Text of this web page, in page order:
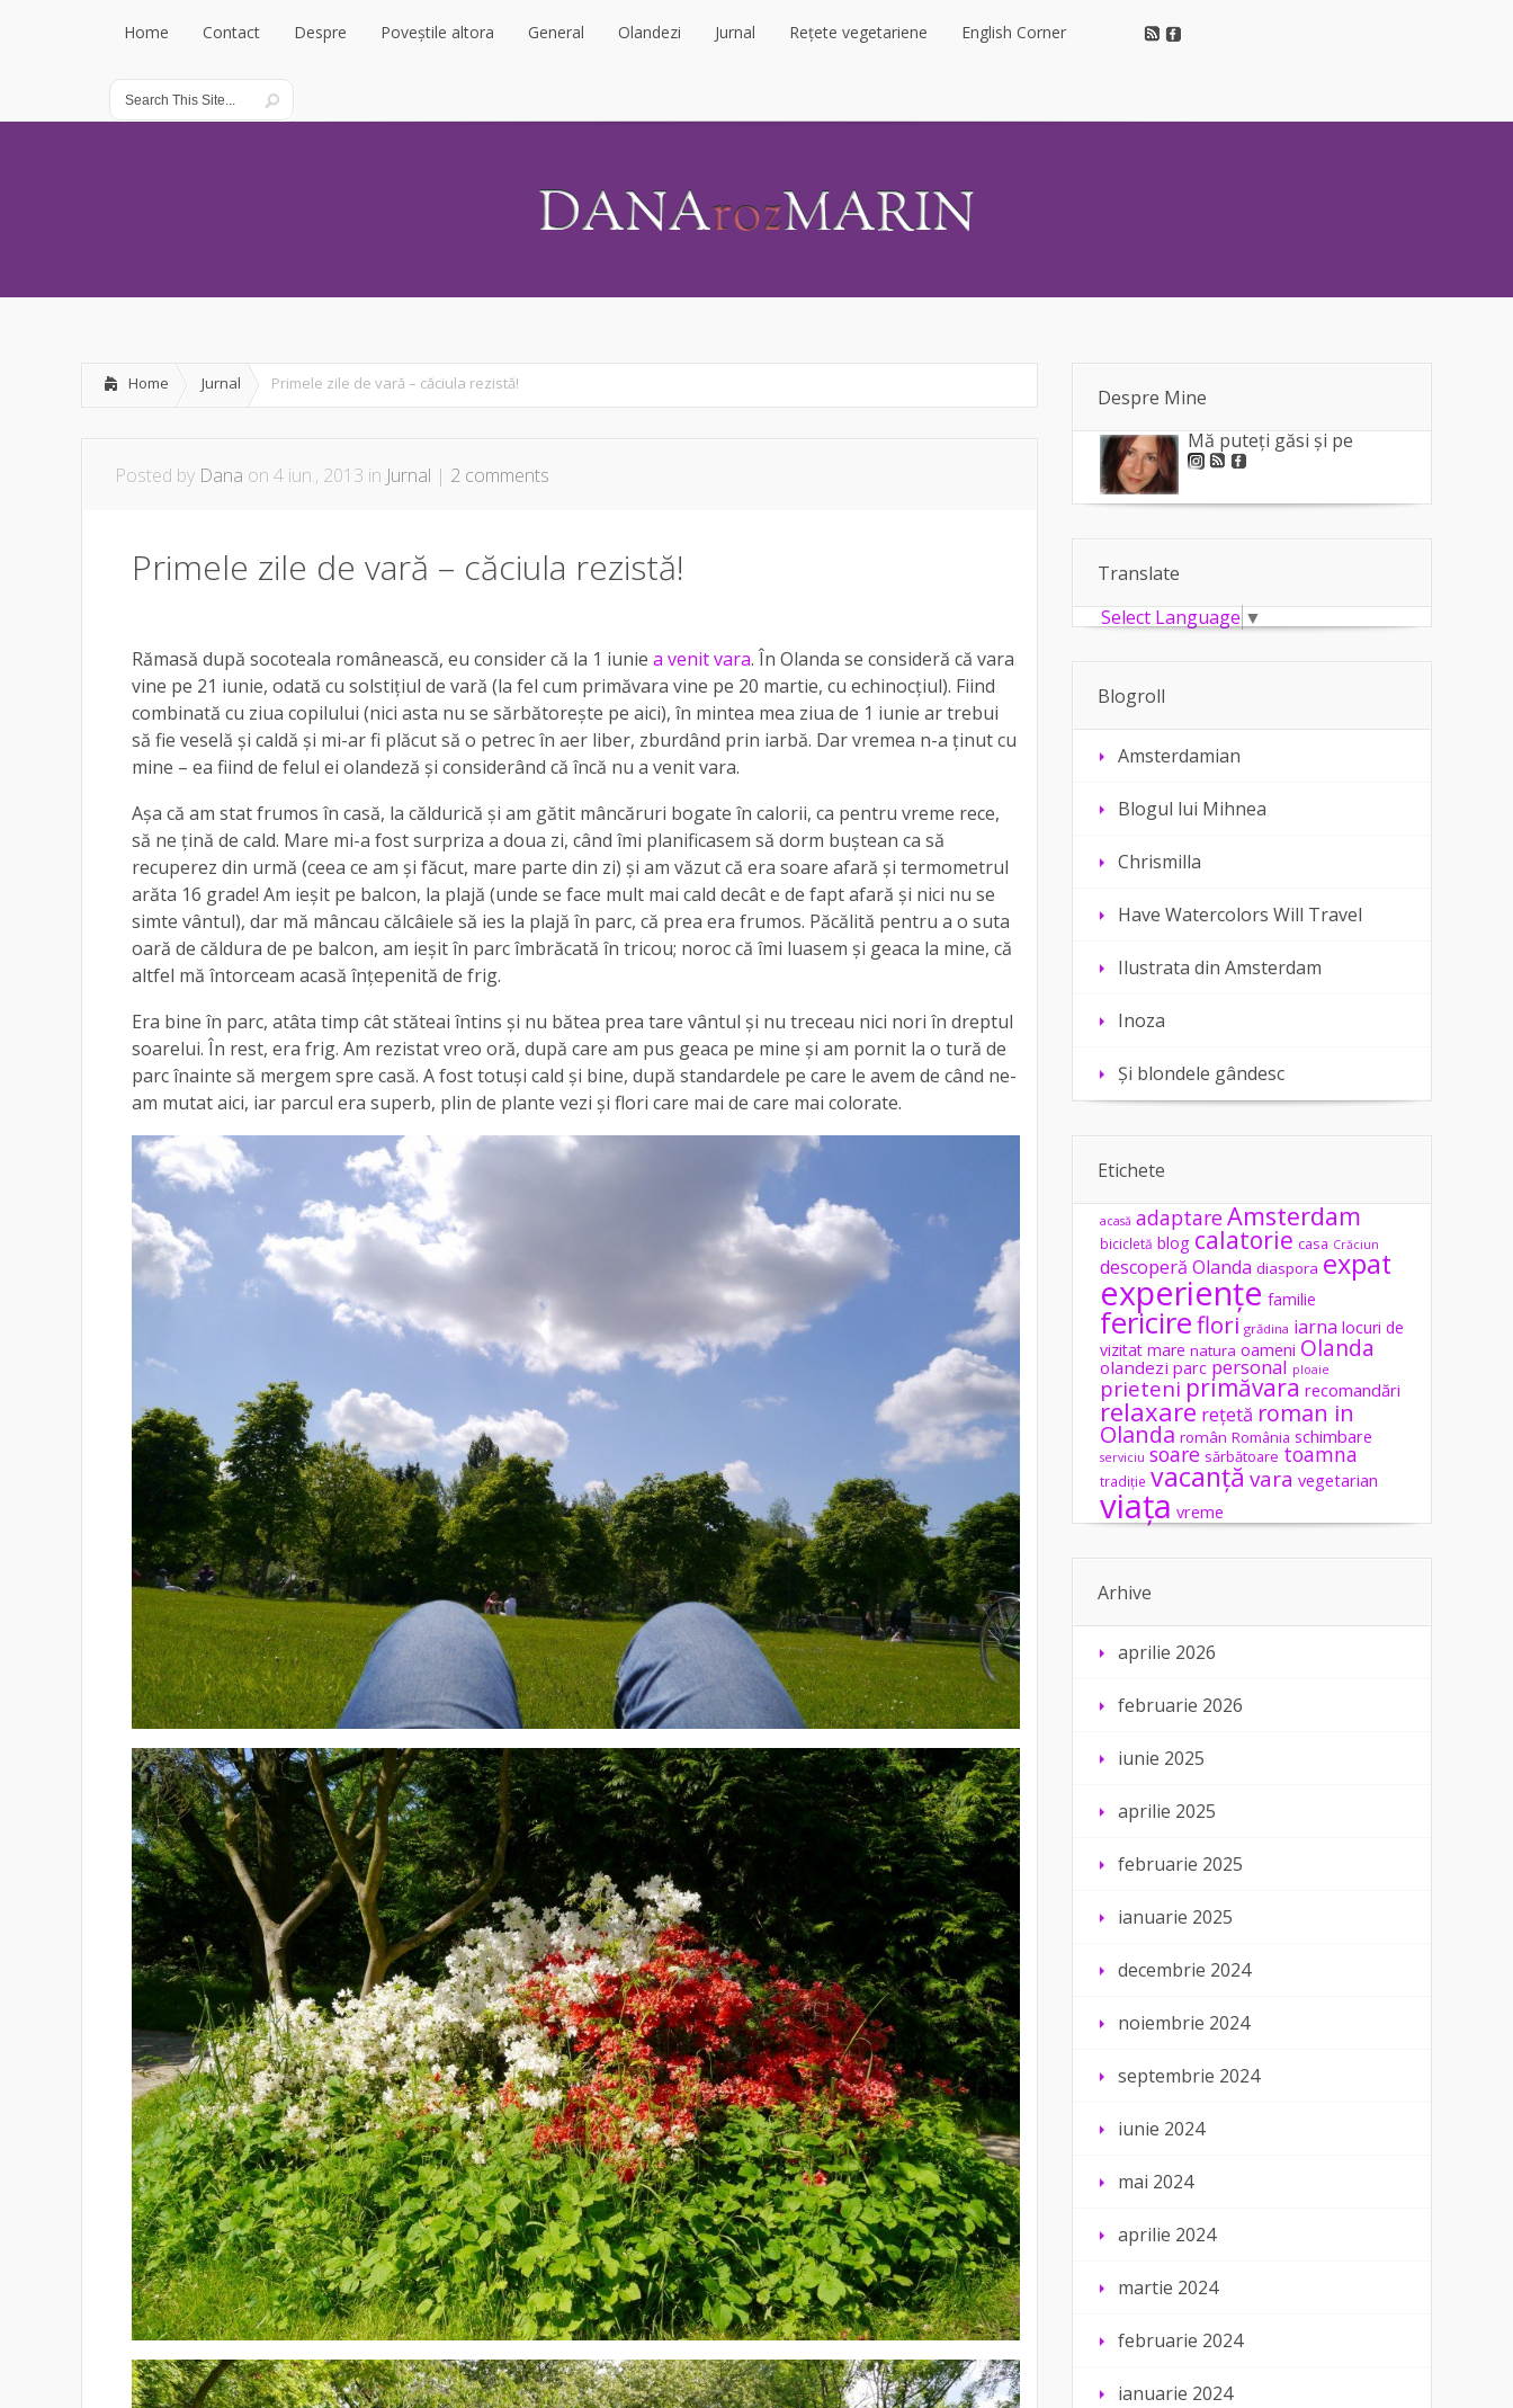
Home
Home
Contact
Contact
Despre Poveștile altora General Olandezi Jurnal Rețete vegetariene English Corner
Home Jurnal Primele zile de vară – căciula rezistă!
Posted by Dana on 4 iun., 2013 in Jurnal | 2 comments
Primele zile de vară – căciula rezistă!
Rămasă după socoteala românească, eu consider că la 1 iunie a venit vara. În Olanda se consideră că vara
vine pe 21 iunie, odată cu solstițiul de vară (la fel cum primăvara vine pe 20 martie, cu echinocțiul). Fiind
combinată cu ziua copilului (nici asta nu se sărbătorește pe aici), în mintea mea ziua de 1 iunie ar trebui
să fie veselă și caldă și mi-ar fi plăcut să o petrec în aer liber, zburdând prin iarbă. Dar vremea n-a ținut cu
mine – ea fiind de felul ei olandeză și considerând că încă nu a venit vara.
Așa că am stat frumos în casă, la căldurică și am gătit mâncăruri bogate în calorii, ca pentru vreme rece,
să ne țină de cald. Mare mi-a fost surpriza a doua zi, când îmi planificasem să dorm buștean ca să
recuperez din urmă (ceea ce am și făcut, mare parte din zi) și am văzut că era soare afară și termometrul
arăta 16 grade! Am ieșit pe balcon, la plajă (unde se face mult mai cald decât e de fapt afară și nici nu se
simte vântul), dar mă mâncau călcâiele să ies la plajă în parc, că prea era frumos. Păcălită pentru a o suta
oară de căldura de pe balcon, am ieșit în parc îmbrăcată în tricou; noroc că îmi luasem și geaca la mine, că
altfel mă întorceam acasă înțepenită de frig.
Era bine în parc, atâta timp cât stăteai întins și nu bătea prea tare vântul și nu treceau nici nori în dreptul
soarelui. În rest, era frig. Am rezistat vreo oră, după care am pus geaca pe mine și am pornit la o tură de
parc înainte să mergem spre casă. A fost totuși cald și bine, după standardele pe care le avem de când ne-
am mutat aici, iar parcul era superb, plin de plante vezi și flori care mai de care mai colorate.
Despre Mine
Mă puteți găsi și pe
Translate
Select Language ▼
Blogroll
Amsterdamian
Blogul lui Mihnea
Chrismilla
Have Watercolors Will Travel
Ilustrata din Amsterdam
Inoza
Și blondele gândesc
Etichete
acasă adaptareAmsterdam
bicicletă blog calatorie casa Crăciun
descoperă Olanda diaspora expat
experiențe familie
fericireflori grădina iarna locuri de
vizitat mare natura oameni Olanda
olandezi parc personal ploaie
prieteni primăvara recomandări
relaxare rețetă roman in
Olanda român România schimbare
serviciu soare sărbătoare toamna
tradiție vacanță vara vegetarian
viața vreme
Arhive
aprilie 2026
februarie 2026
iunie 2025
aprilie 2025
februarie 2025
ianuarie 2025
decembrie 2024
noiembrie 2024
septembrie 2024
iunie 2024
mai 2024
aprilie 2024
martie 2024
februarie 2024
ianuarie 2024